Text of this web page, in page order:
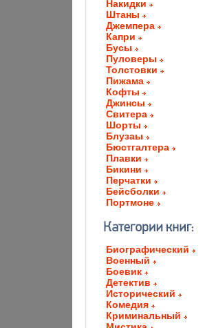
Накидки
Штаны
Джемпера
Капри
Бусы
Пуловеры
Толстовки
Пижама
Кофты
Джинсы
Свитера
Шорты
Блузаы
Бюстгалтера
Плавки
Бикини
Перчатки
Бейсболки
Портмоне
Биографический
Военный
Боевик
Детектив
Исторический
Комедия
Криминальный